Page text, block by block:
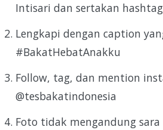
Intisari dan sertakan
Lengkapi dengan caption
#BakatHebatAnakku
Follow, tag, dan mention
@tesbakatindonesia
Foto tidak mengandung sara